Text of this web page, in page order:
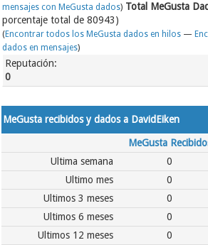
mensajes con MeGusta dados) Total MeGusta
porcentaje total de 80943)
(Encontrar todos los MeGusta dados en hilos —
dados en mensajes)
Reputación:
0
MeGusta recibidos y dados a DavidEiken
MeGusta
Ultima semana
0
Ultimo mes
0
Ultimos 3 meses
0
Ultimos 6 meses
0
Ultimos 12 meses
0